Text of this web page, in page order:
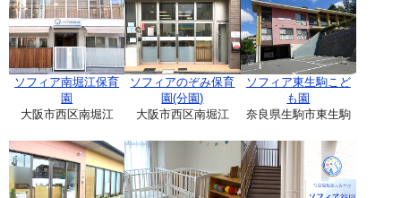
ソフィア南堀江保育
園
大阪市西区南堀江
ソフィアのぞみ保育
園(分園)
大阪市西区南堀江
ソフィア東生駒こど
も園
奈良県生駒市東生駒